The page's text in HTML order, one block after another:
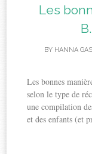
Les
BY HANNA GAS
Les bonnes
selon le type de
une compilation
et des enfants (et